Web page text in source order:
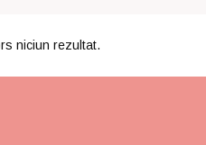
niciun rezultat.